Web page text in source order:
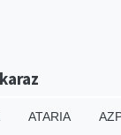
ATARIA